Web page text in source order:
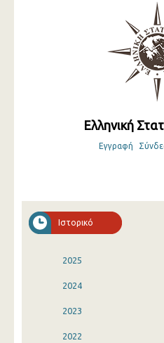
Ελληνική
Εγγραφή
Ιστορικό
2025
2024
2023
2022